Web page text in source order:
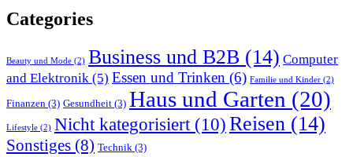
Categories
Beauty und Mode (2) Business und B2B (14) Computer
and Elektronik (5) Essen und Trinken (6) Familie und Kinder (2)
Finanzen (3) Gesundheit (3) Haus und Garten (20)
Lifestyle (2) Nicht kategorisiert (10)Reisen (14)
Sonstiges (8) Technik (3)